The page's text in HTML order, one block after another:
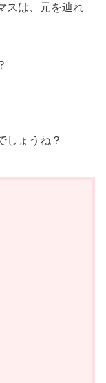
スは、元を辿れ
しょうね？